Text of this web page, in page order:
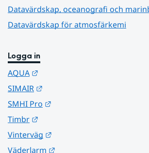
Datavärdskap, oceanografi och
Datavärdskap för atmosfärkemi
Logga in
AQUA
SIMAIR
SMHI Pro
Timbr
Vinterväg
Väderlarm